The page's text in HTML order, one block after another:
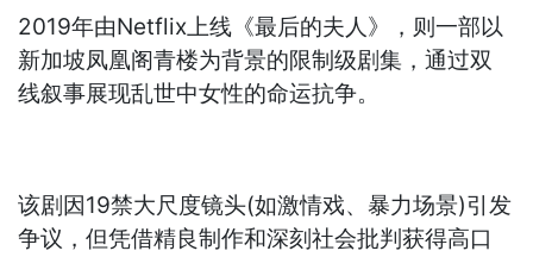
2019年由Netflix上线《最后的夫人》，则一部以
新加坡凤凰阁青楼为背景的限制级剧集，通过双
线叙事展现乱世中女性的命运抗争。
该剧因19禁大尺度镜头(如激情戏、暴力场景)引发
争议，但凭借精良制作和深刻社会批判获得高口